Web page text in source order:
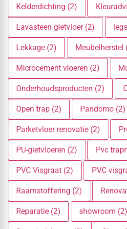
Kelderdichting (2)
Lavasteen gietvloer (2)
Lekkage (2) Meubelherstel
Microcement vloeren (2)
Onderhoudsproducten (2)
Open trap (2) Pandomo (2)
Parketvloer renovatie (2)
PU-gietvloeren (2) Pvc
PVC Visgraat (2) PVC
Raamstoffering (2)
Reparatie (2) showroom (2)